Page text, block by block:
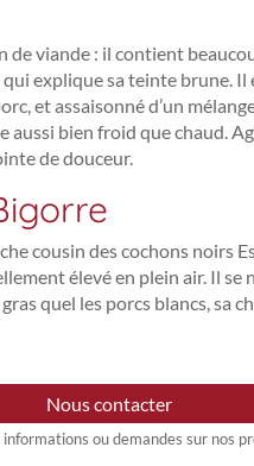
de viande : il contient
explique sa teinte brune. Il
et assaisonné d’un
aussi bien froid que chaud.
de douceur.
cousin des cochons noirs
élevé en plein air. Il
quel les porcs blancs, sa
Nous contacter
ou demandes sur nos